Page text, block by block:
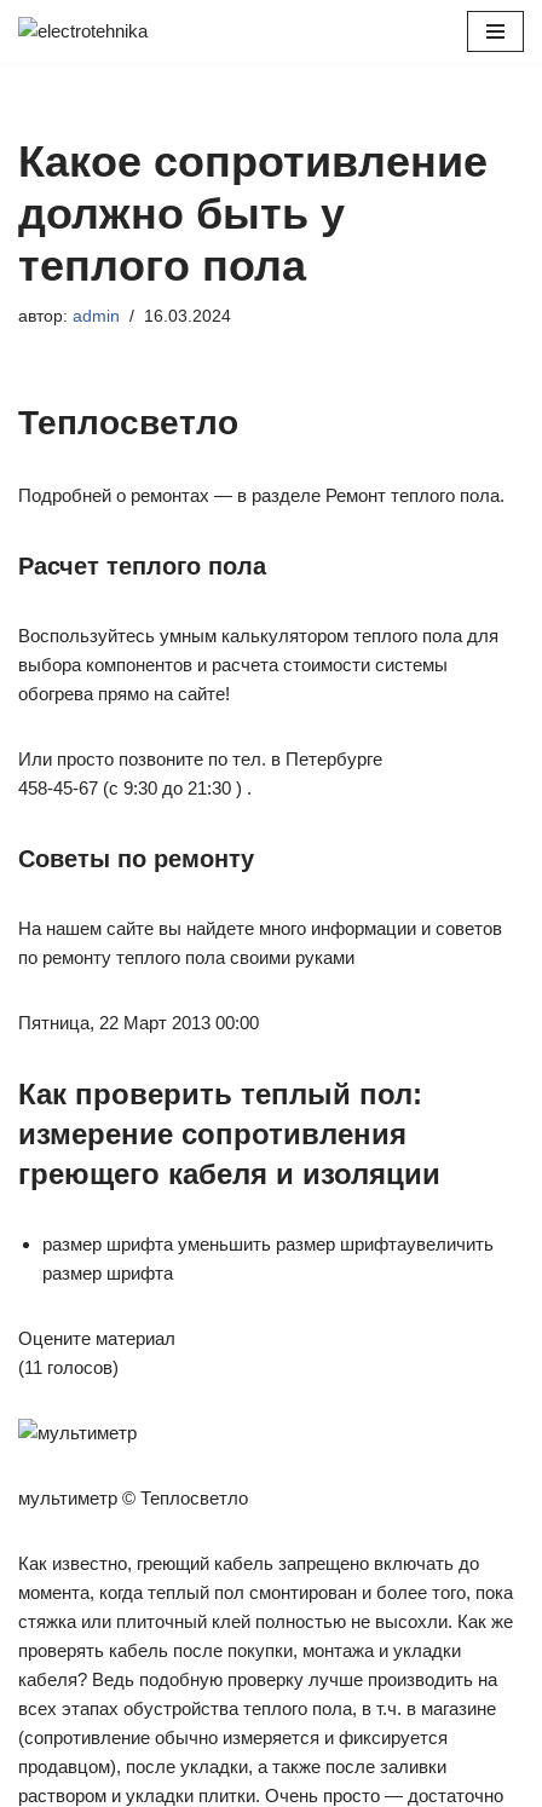
Какое сопротивление
должно быть у
теплого пола
автор: admin 16.03.2024
Теплосветло
Подробней о ремонтах — в разделе Ремонт теплого пола.
Расчет теплого пола
Воспользуйтесь умным калькулятором теплого пола для
выбора компонентов и расчета стоимости системы
обогрева прямо на сайте!
Или просто позвоните по тел. в Петербурге
458-45-67 (c 9:30 до 21:30 ) .
Советы по ремонту
На нашем сайте вы найдете много информации и советов
по ремонту теплого пола своими руками
Пятница, 22 Март 2013 00:00
Как проверить теплый пол:
измерение сопротивления
греющего кабеля и изоляции
размер шрифта уменьшить размер шрифтаувеличить
размер шрифта
Оцените материал
(11 голосов)
мультиметр © Теплосветло
Как известно, греющий кабель запрещено включать до
момента, когда теплый пол смонтирован и более того, пока
стяжка или плиточный клей полностью не высохли. Как же
проверять кабель после покупки, монтажа и укладки
кабеля? Ведь подобную проверку лучше производить на
всех этапах обустройства теплого пола, в т.ч. в магазине
(сопротивление обычно измеряется и фиксируется
продавцом), после укладки, а также после заливки
раствором и укладки плитки. Очень просто — достаточно